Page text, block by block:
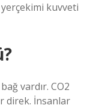
kuvveti
vardır. CO2
direk. İnsanlar